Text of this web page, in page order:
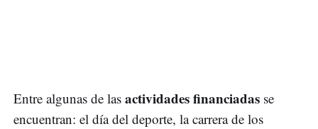
Entre algunas de las actividades financiadas se
encuentran: el día del deporte, la carrera de los